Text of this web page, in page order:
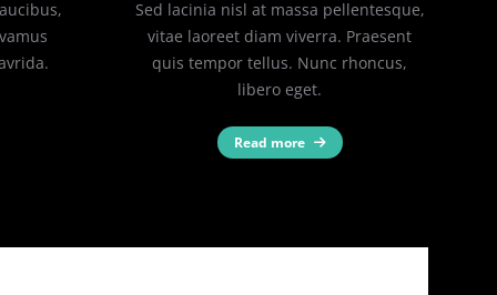
Sed lacinia nisl at massa pellentesque,
vitae laoreet diam viverra. Praesent
quis tempor tellus. Nunc rhoncus,
libero eget.
Read more